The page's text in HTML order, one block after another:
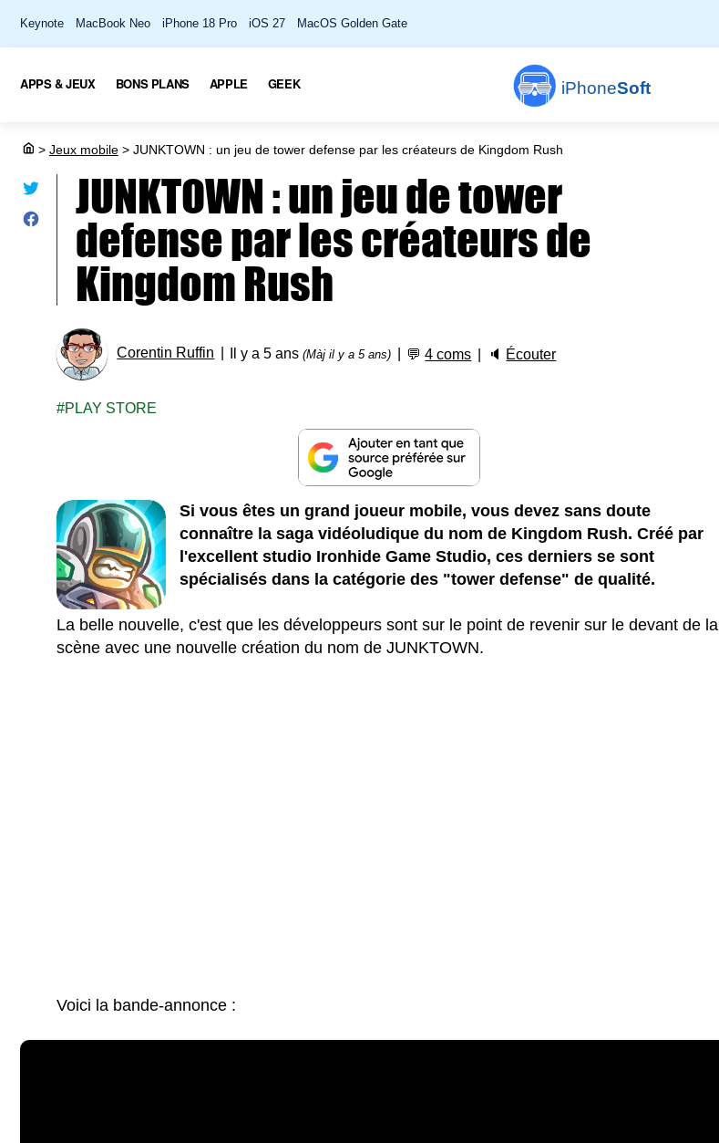
Keynote MacBook Neo iPhone 18 Pro iOS 27 MacOS Golden Gate
iPhoneSoft
APPS & JEUX BONS PLANS APPLE GEEK
> Jeux mobile > JUNKTOWN : un jeu de tower defense par les créateurs de Kingdom Rush
JUNKTOWN : un jeu de tower
defense par les créateurs de
Kingdom Rush
Corentin Ruffin Il y a 5 ans(Màj il y a 5 ans) 💬4 coms 🔈 Écouter
PLAY STORE
Si vous êtes un grand joueur mobile, vous devez sans doute
connaître la saga vidéoludique du nom de Kingdom Rush. Créé par
l'excellent studio Ironhide Game Studio, ces derniers se sont
spécialisés dans la catégorie des "tower defense" de qualité.
La belle nouvelle, c'est que les développeurs sont sur le point de revenir sur le devant de la
scène avec une nouvelle création du nom de JUNKTOWN.
Voici la bande-annonce :